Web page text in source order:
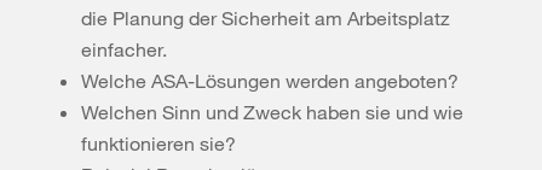
die Planung der Sicherheit am Arbeitsplatz
einfacher.
Welche ASA-Lösungen werden angeboten?
Welchen Sinn und Zweck haben sie und wie
funktionieren sie?